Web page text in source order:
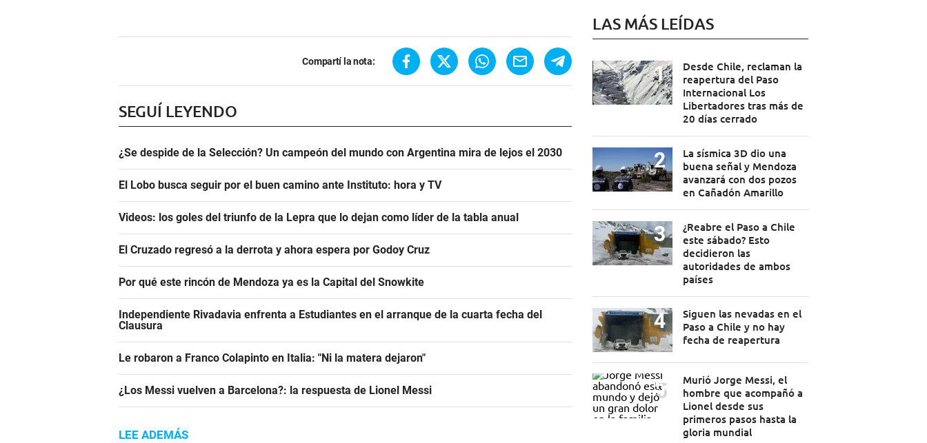
Compartí la nota:
SEGUÍ LEYENDO
¿Se despide de la Selección? Un campeón del mundo con Argentina mira de lejos el 2030
El Lobo busca seguir por el buen camino ante Instituto: hora y TV
Videos: los goles del triunfo de la Lepra que lo dejan como líder de la tabla anual
El Cruzado regresó a la derrota y ahora espera por Godoy Cruz
Por qué este rincón de Mendoza ya es la Capital del Snowkite
Independiente Rivadavia enfrenta a Estudiantes en el arranque de la cuarta fecha del
Clausura
Le robaron a Franco Colapinto en Italia: "Ni la matera dejaron"
¿Los Messi vuelven a Barcelona?: la respuesta de Lionel Messi
LEE ADEMÁS
LAS MÁS LEÍDAS
Desde Chile, reclaman la
reapertura del Paso
Internacional Los
Libertadores tras más de
20 días cerrado
La sísmica 3D dio una
buena señal y Mendoza
avanzará con dos pozos
en Cañadón Amarillo
¿Reabre el Paso a Chile
este sábado? Esto
decidieron las
autoridades de ambos
países
Siguen las nevadas en el
Paso a Chile y no hay
fecha de reapertura
Murió Jorge Messi, el
hombre que acompañó a
Lionel desde sus
primeros pasos hasta la
gloria mundial